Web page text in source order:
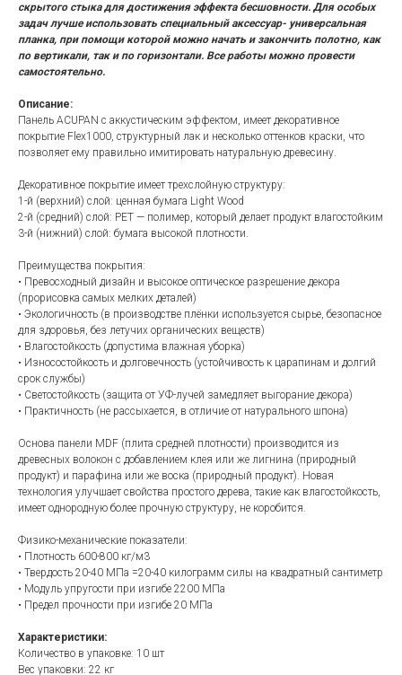
скрытого стыка для достижения эффекта бесшовности. Для особых
задач лучше использовать специальный аксессуар- универсальная
планка, при помощи которой можно начать и закончить полотно, как
по вертикали, так и по горизонтали. Все работы можно провести
самостоятельно.
Описание:
Панель ACUPAN с аккустическим эффектом, имеет декоративное
покрытие Flex1000, структурный лак и несколько оттенков краски, что
позволяет ему правильно имитировать натуральную древесину.
Декоративное покрытие имеет трехслойную структуру:
1-й (верхний) слой: ценная бумага Light Wood
2-й (средний) слой: PET — полимер, который делает продукт влагостойким
3-й (нижний) слой: бумага высокой плотности.
Преимущества покрытия:
• Превосходный дизайн и высокое оптическое разрешение декора
(прорисовка самых мелких деталей)
• Экологичность (в производстве плёнки используется сырье, безопасное
для здоровья, без летучих органических веществ)
• Влагостойкость (допустима влажная уборка)
• Износостойкость и долговечность (устойчивость к царапинам и долгий
срок службы)
• Светостойкость (защита от УФ-лучей замедляет выгорание декора)
• Практичность (не рассыхается, в отличие от натурального шпона)
Основа панели MDF (плита средней плотности) производится из
древесных волокон с добавлением клея или же лигнина (природный
продукт) и парафина или же воска (природный продукт). Новая
технология улучшает свойства простого дерева, такие как влагостойкость,
имеет однородную более прочную структуру, не коробится.
Физико-механические показатели:
• Плотность 600-800 кг/м3
• Твердость 20-40 МПа =20-40 килограмм силы на квадратный сантиметр
• Модуль упругости при изгибе 2200 МПа
• Предел прочности при изгибе 20 МПа
Характеристики:
Количество в упаковке: 10 шт
Вес упаковки: 22 кг